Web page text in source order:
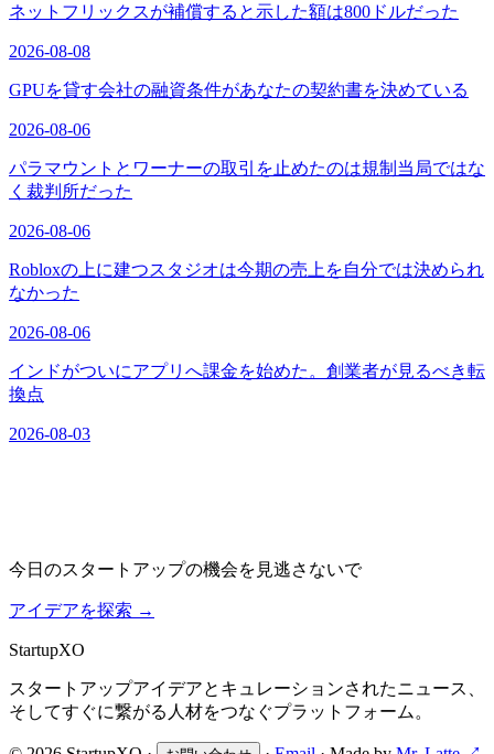
ネットフリックスが補償すると示した額は800ドルだった
2026-08-08
GPUを貸す会社の融資条件があなたの契約書を決めている
2026-08-06
パラマウントとワーナーの取引を止めたのは規制当局ではな
く裁判所だった
2026-08-06
Robloxの上に建つスタジオは今期の売上を自分では決められ
なかった
2026-08-06
インドがついにアプリへ課金を始めた。創業者が見るべき転
換点
2026-08-03
今日のスタートアップの機会を見逃さないで
アイデアを探索 →
StartupXO
スタートアップアイデアとキュレーションされたニュース、
そしてすぐに繋がる人材をつなぐプラットフォーム。